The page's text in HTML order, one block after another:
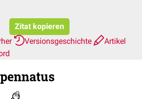
Zitat kopieren
Versionsgeschichte
Artikel